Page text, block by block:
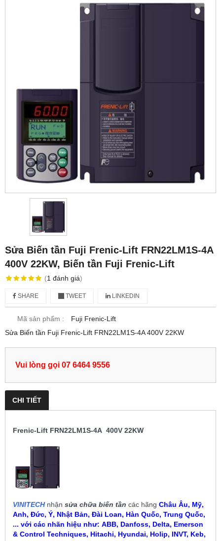
Sửa Biến tần Fuji Frenic-Lift FRN22LM1S-4A
400V 22KW, Biến tần Fuji Frenic-Lift
(1 đánh giá)
SHARE TWEET LINKEDIN
Mã sản phẩm :
Fuji Frenic-Lift
Sửa Biến tần Fuji Frenic-Lift FRN22LM1S-4A 400V 22KW
Vui lòng gọi 07 6464 9556
CHI TIẾT
Frenic-Lift FRN22LM1S-4A 400V 22KW
VINITECHnhận sửa chữa biến tần các hãng Châu Âu, Mỹ,
Anh, Đức, Ý, Nhật Bản, Đài Loan, Hàn Quốc, Trung Quốc,
... với các nhãn hiệu như: ABB, Danfoss, Delta, Emerson
& Control Techniques, Hitachi, Hyundai, Holip, INVT, Keb,